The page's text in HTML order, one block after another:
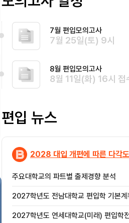
편입
영어
[편입영어 NEW 패러다
총정리 오전반 [8월]
종합
10:00~14:00
종합 심화
편입
영어
[SMART 편입영어] 자연
완전정복 - 오전반 [8월]
종합
7월 편입모의고사
7월 25일(토) 9시
8월 편입모의고사
8월 11일(화) 16시 접
편입 뉴스
2028 대입 개편에 따른 다각
주요대학교의 파트별 출제경향 분석
2027학년도 전남대학교 편입학 기본계
2027학년도 연세대학교(미래) 편입학